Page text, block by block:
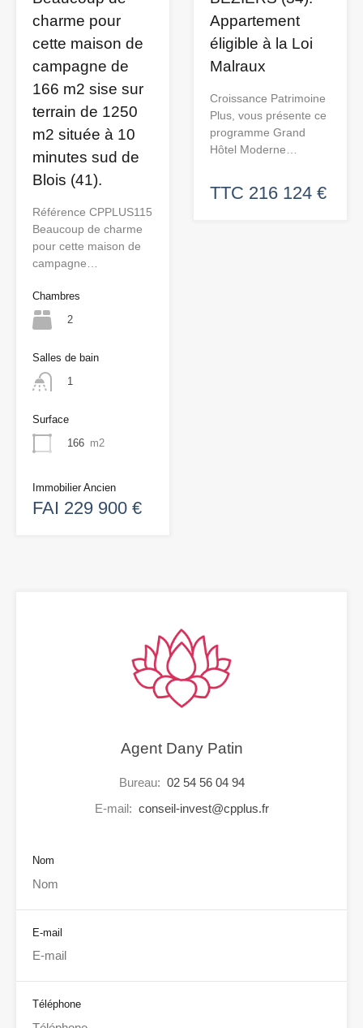
charme pour
cette maison de
campagne de
166 m2 sise sur
terrain de 1250
m2 située à 10
minutes sud de
Blois (41).
Référence CPPLUS115
Beaucoup de charme
pour cette maison de
campagne…
Chambres
2
Salles de bain
1
Surface
166 m2
Immobilier Ancien
FAI 229 900 €
Appartement
éligible à la Loi
Malraux
Croissance Patrimoine
Plus, vous présente ce
programme Grand
Hôtel Moderne…
TTC 216 124 €
Agent Dany Patin
Bureau: 02 54 56 04 94
E-mail: conseil-invest@cpplus.fr
Nom
E-mail
Téléphone